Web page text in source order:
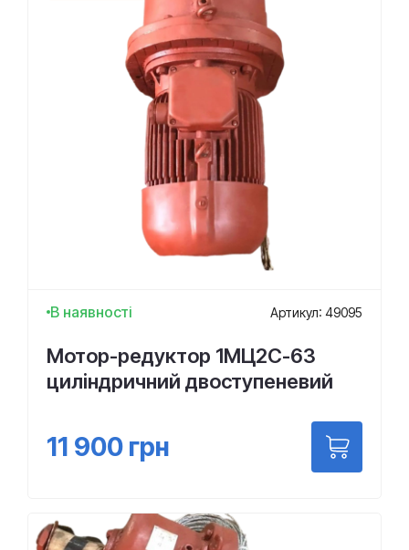
В наявності Артикул: 49095
Мотор-редуктор 1МЦ2С-63
циліндричний двоступеневий
11 900 грн